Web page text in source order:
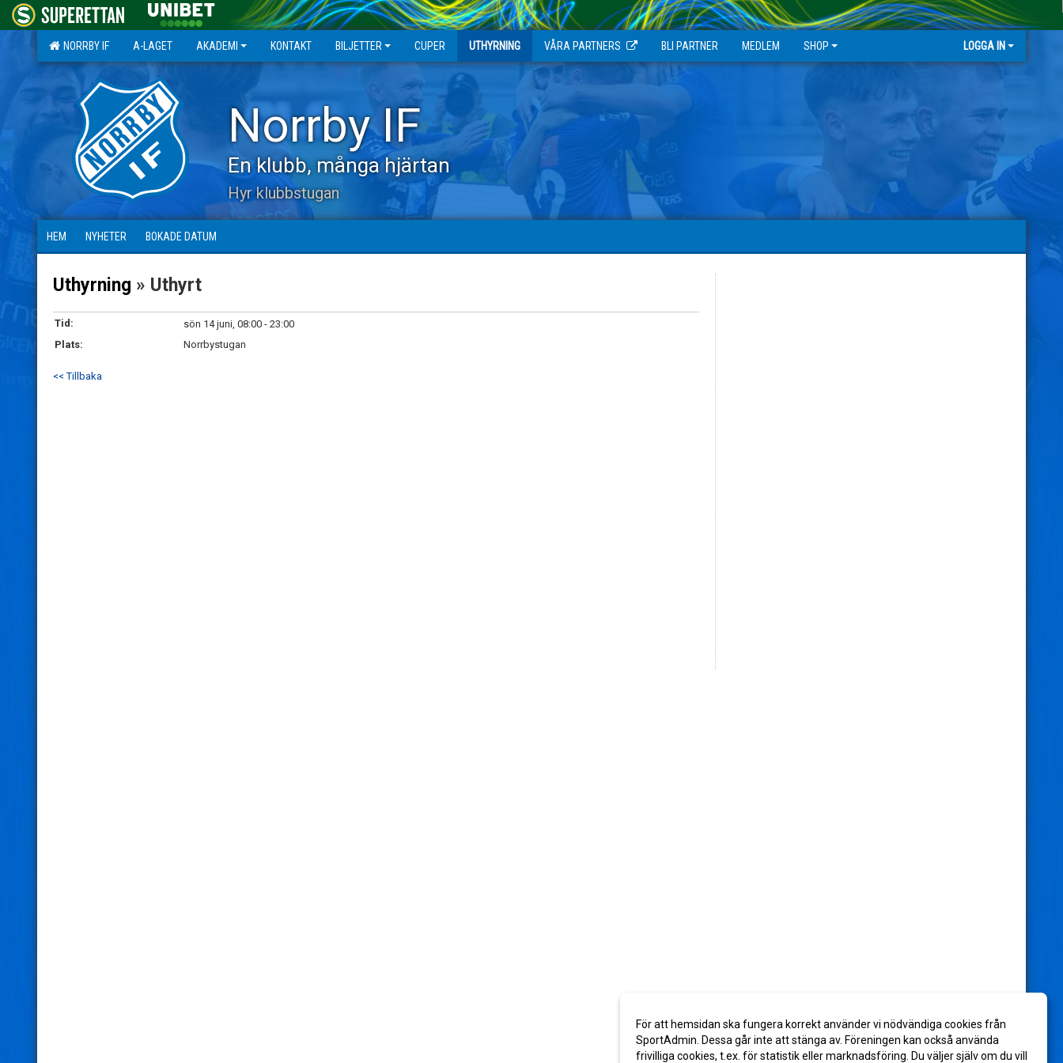
NORRBY IF A-LAGET AKADEMI KONTAKT BILJETTER CUPER UTHYRNING VÅRA PARTNERS BLI PARTNER MEDLEM SHOP LOGGA IN
Norrby IF
En klubb, många hjärtan
Hyr klubbstugan
HEM NYHETER BOKADE DATUM
Uthyrning » Uthyrt
Tid:
sön 14 juni, 08:00 - 23:00
Plats:
Norrbystugan
<< Tillbaka
För att hemsidan ska fungera korrekt använder vi nödvändiga cookies från
SportAdmin. Dessa går inte att stänga av. Föreningen kan också använda
frivilliga cookies, t.ex. för statistik eller marknadsföring. Du väljer själv om du vill